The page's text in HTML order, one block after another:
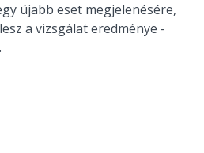
újabb eset megjelenésére,
a vizsgálat eredménye -